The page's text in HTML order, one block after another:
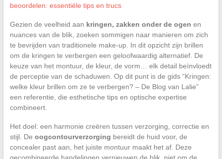
beoordelen: essentiële tips en trucs
Gezien de veelheid aan kringen, zakken onder de ogen en
nuances van de blik, zoeken sommigen naar manieren om zich
te bevrijden van traditionele make-up. In dit opzicht zijn brillen
om de kringen te verbergen een geloofwaardig alternatief. De
keuze van het montuur, de kleur, de vorm… elk detail beïnvloedt
de perceptie van de schaduwen. Op dit punt is de gids “Kringen:
welke kleur brillen om ze te verbergen? – De Blog van Lalie”
een referentie, die esthetische tips en optische expertise
combineert.
Het doel: een harmonie creëren tussen verzorging, correctie en
stijl. De oogcontourverzorging bereidt de huid voor, de
concealer past aan, het juiste montuur maakt het af. Deze